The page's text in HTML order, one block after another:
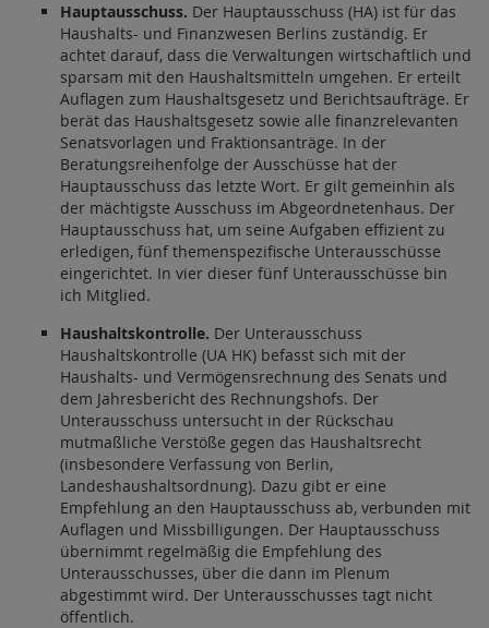
Hauptausschuss. Der Hauptausschuss (HA) ist für das
Haushalts- und Finanzwesen Berlins zuständig. Er
achtet darauf, dass die Verwaltungen wirtschaftlich und
sparsam mit den Haushaltsmitteln umgehen. Er erteilt
Auflagen zum Haushaltsgesetz und Berichtsaufträge. Er
berät das Haushaltsgesetz sowie alle finanzrelevanten
Senatsvorlagen und Fraktionsanträge. In der
Beratungsreihenfolge der Ausschüsse hat der
Hauptausschuss das letzte Wort. Er gilt gemeinhin als
der mächtigste Ausschuss im Abgeordnetenhaus. Der
Hauptausschuss hat, um seine Aufgaben effizient zu
erledigen, fünf themenspezifische Unterausschüsse
eingerichtet. In vier dieser fünf Unterausschüsse bin
ich Mitglied.
Haushaltskontrolle. Der Unterausschuss
Haushaltskontrolle (UA HK) befasst sich mit der
Haushalts- und Vermögensrechnung des Senats und
dem Jahresbericht des Rechnungshofs. Der
Unterausschuss untersucht in der Rückschau
mutmaßliche Verstöße gegen das Haushaltsrecht
(insbesondere Verfassung von Berlin,
Landeshaushaltsordnung). Dazu gibt er eine
Empfehlung an den Hauptausschuss ab, verbunden mit
Auflagen und Missbilligungen. Der Hauptausschuss
übernimmt regelmäßig die Empfehlung des
Unterausschusses, über die dann im Plenum
abgestimmt wird. Der Unterausschusses tagt nicht
öffentlich.